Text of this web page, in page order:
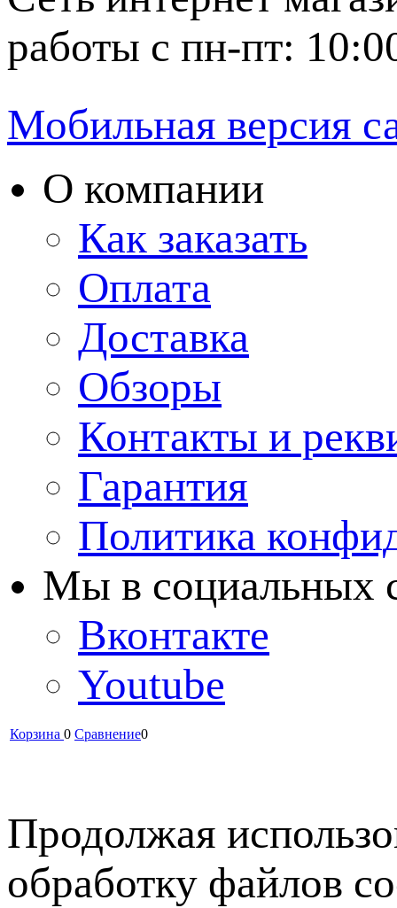
работы с пн-пт:
Мобильная версия
О компании
Как заказать
Оплата
Доставка
Обзоры
Контакты и
Гарантия
Политика
Мы в cоциальных
Вконтакте
Youtube
Корзина 0 Сравнение0
Продолжая
обработку файлов